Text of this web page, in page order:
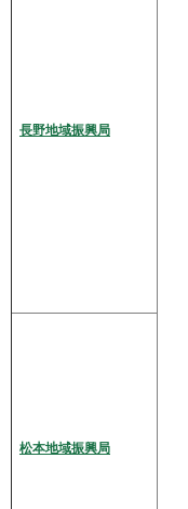
長野地域振興局
松本地域振興局